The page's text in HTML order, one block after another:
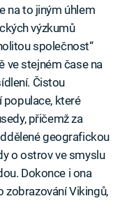
na to jiným úhlem
výzkumů
společnost“
ve stejném čase na
Čistou
které
přičemž za
geografickou
o ostrov ve smyslu
Dokonce i ona
zobrazování Vikingů,